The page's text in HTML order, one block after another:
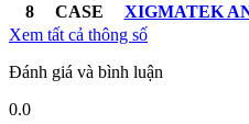
8
CASE
XIGMATEK
Xem tất cả thông số
Đánh giá và bình luận
0.0